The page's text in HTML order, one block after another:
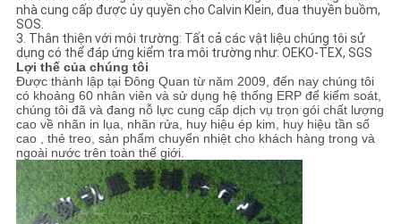
nhà cung cấp được ủy quyền cho Calvin Klein, đua thuyền buồm,
SOS.
3. Thân thiện với môi trường: Tất cả các vật liệu chúng tôi sử
dụng có thể đáp ứng kiểm tra môi trường như: OEKO-TEX, SGS
Lợi thế của chúng tôi
Được thành lập tại Đông Quan từ năm 2009, đến nay chúng tôi
có khoảng 60 nhân viên và sử dụng hệ thống ERP để kiểm soát,
chúng tôi đã và đang nỗ lực cung cấp dịch vụ trọn gói chất lượng
cao về nhãn in lụa, nhãn rửa, huy hiệu ép kim, huy hiệu tần số
cao , thẻ treo, sản phẩm chuyển nhiệt cho khách hàng trong và
ngoài nước trên toàn thế giới.